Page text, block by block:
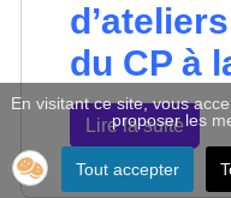
du CP à
Lire la suite
En visitant ce site, vous
proposer les
Tout accepter